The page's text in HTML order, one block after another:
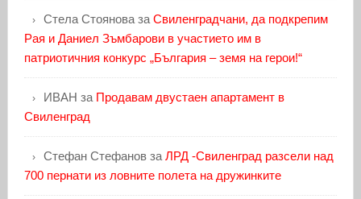
Стела Стояноваза Свиленградчани, да подкрепим
Рая и Даниел Зъмбарови в участието им в
патриотичния конкурс „България – земя на герои!“
ИВАН за Продавам двустаен апартамент в
Свиленград
Стефан Стефановза ЛРД -Свиленград разсели над
700 пернати из ловните полета на дружинките